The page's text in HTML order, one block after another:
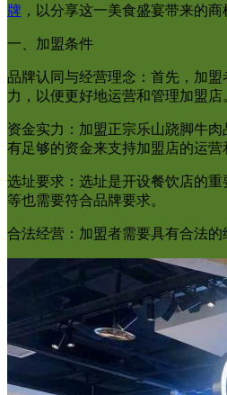
牌 ，以分享这一美食盛宴带来的
一、加盟条件
品牌认同与经营理念：首先，加
力，以便更好地运营和管理加盟店
资金实力：加盟正宗乐山跷脚牛
有足够的资金来支持加盟店的运营
选址要求：选址是开设餐饮店的
等也需要符合品牌要求。
合法经营：加盟者需要具有合法